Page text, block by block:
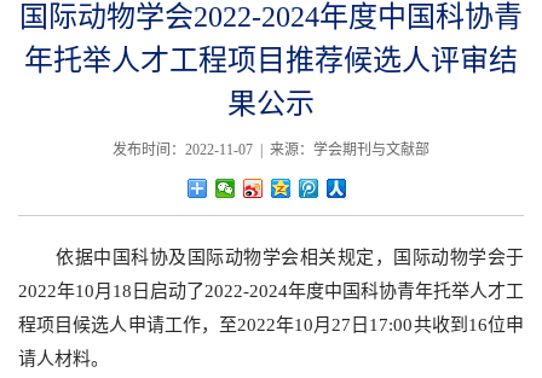
国际动物学会2022-2024年度中国科协青
年托举人才工程项目推荐候选人评审结
果公示
发布时间：2022-11-07 | 来源：学会期刊与文献部
依据中国科协及国际动物学会相关规定，国际动物学会于
2022年10月18日启动了2022-2024年度中国科协青年托举人才工
程项目候选人申请工作，至2022年10月27日17:00共收到16位申
请人材料。